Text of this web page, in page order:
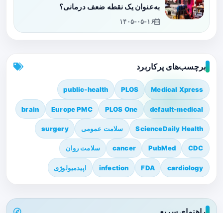
به‌عنوان یک نقطه ضعف درمانی؟
۱۴۰۵-۰۵-۱۶
برچسب‌های پرکاربرد
Medical Xpress
PLOS
public-health
default-medical
PLOS One
Europe PMC
brain
ScienceDaily Health سلامت عمومی surgery
CDC
PubMed
cancer سلامت روان
cardiology
FDA
infection اپیدمیولوژی